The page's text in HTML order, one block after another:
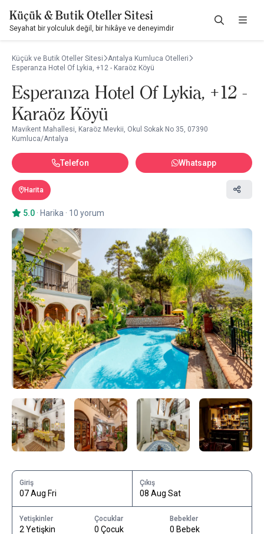
Küçük & Butik Oteller Sitesi
Seyahat bir yolculuk değil, bir hikâye ve deneyimdir
Küçük ve Butik Oteller Sitesi
Antalya Kumluca Otelleri
Esperanza Hotel Of Lykia, +12 - Karaöz Köyü
Esperanza Hotel Of Lykia, +12 -
Karaöz Köyü
Mavikent Mahallesi, Karaöz Mevkii, Okul Sokak No 35, 07390
Kumluca/Antalya
Telefon Whatsapp
Harita
5.0 · Harika · 10 yorum
Giriş
07 Aug Fri
Çıkış
08 Aug Sat
Yetişkinler
2 Yetişkin
Çocuklar
0 Çocuk
Bebekler
0 Bebek